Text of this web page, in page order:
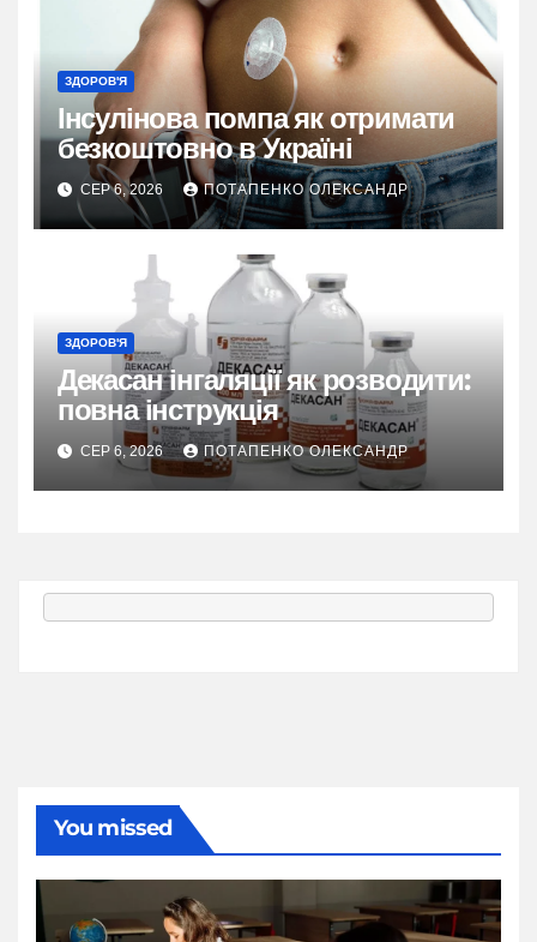
ЗДОРОВ'Я
Інсулінова помпа як отримати
безкоштовно в Україні
СЕР 6, 2026 ПОТАПЕНКО ОЛЕКСАНДР
ЗДОРОВ'Я
Декасан інгаляції як розводити:
повна інструкція
СЕР 6, 2026 ПОТАПЕНКО ОЛЕКСАНДР
You missed